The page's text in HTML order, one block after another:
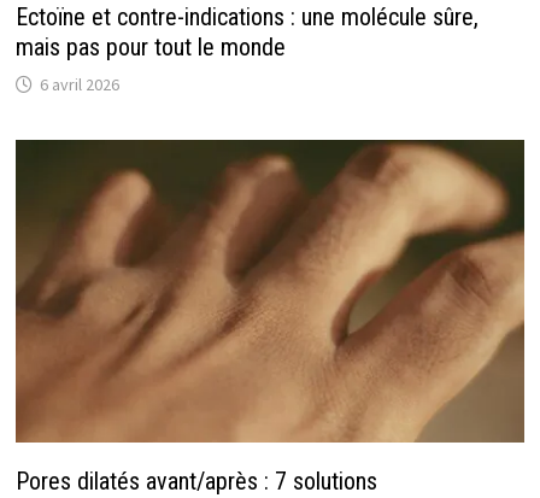
Ectoïne et contre-indications : une molécule sûre,
mais pas pour tout le monde
6 avril 2026
Pores dilatés avant/après : 7 solutions